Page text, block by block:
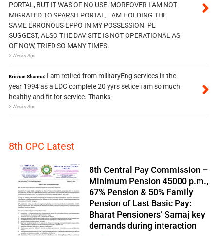
PORTAL, BUT IT WAS OF NO USE. MOREOVER I AM NOT
MIGRATED TO SPARSH PORTAL, I AM HOLDING THE
SAME ERRONOUS EPPO IN MY POSSESSION. PL
SUGGEST, ALSO THE DAV SITE IS NOT OPERATIONAL AS
OF NOW, TRIED SO MANY TIMES.
2 Weeks Ago
Krishan Sharma: I am retired from militaryEng services in the
year 1994 as a LDC complete 20 yyrs setice i am so much
healthy and fit for service. Thanks
2 Weeks Ago
8th CPC Latest
8th Central Pay Commission –
Minimum Pension 45000 p.m.,
67% Pension & 50% Family
Pension of Last Basic Pay:
Bharat Pensioners’ Samaj key
demands during interaction